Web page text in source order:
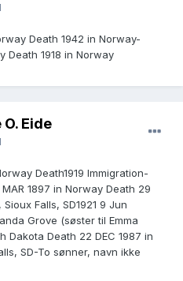
Death 1942 in Norway-
Death 1918 in Norway
Eide
Death1919 Immigration-
1897 in Norway Death 29
Falls, SD1921 9 Jun
Grove (søster til Emma
Dakota Death 22 DEC 1987 in
SD-To sønner, navn ikke